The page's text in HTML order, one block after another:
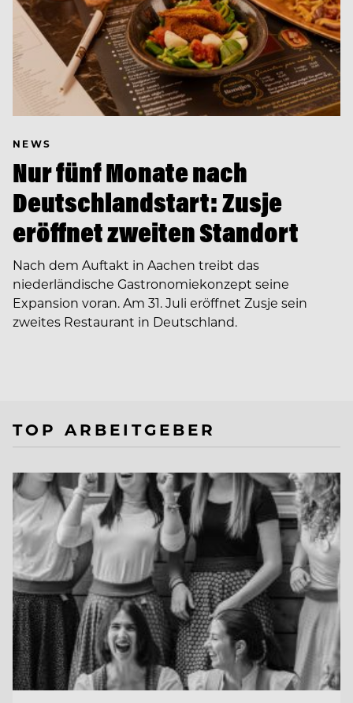
NEWS
Nur fünf Monate nach
Deutschlandstart: Zusje
eröffnet zweiten Standort
Nach dem Auftakt in Aachen treibt das
niederländische Gastronomiekonzept seine
Expansion voran. Am 31. Juli eröffnet Zusje sein
zweites Restaurant in Deutschland.
TOP ARBEITGEBER